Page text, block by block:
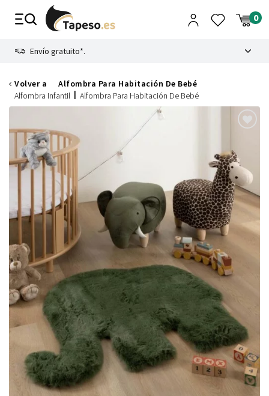
Envío gratuito*.
Volver a
Alfombra Para Habitación De Bebé
Alfombra Infantil
Alfombra Para Habitación De Bebé